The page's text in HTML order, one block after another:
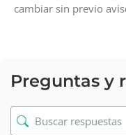
cambiar sin previo
Preguntas y